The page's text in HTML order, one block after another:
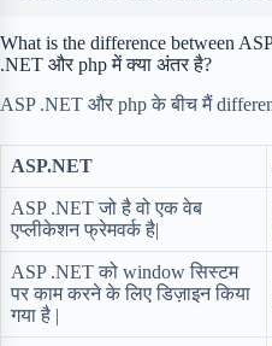
What is the difference between
.NET और php में क्या अंतर है?
ASP .NET और php के बीच मैं
ASP.NET
ASP .NET जो है वो एक वेब
एप्लीकेशन फ्रेमवर्क है|
ASP .NET को window सिस्टम
पर काम करने के लिए डिज़ाइन किया
गया है |